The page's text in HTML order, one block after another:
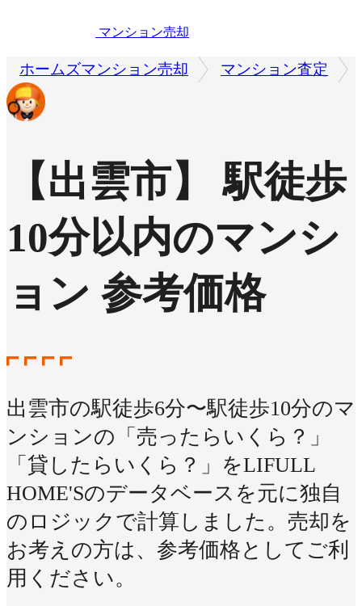
マンション売却
ホームズマンション売却 マンション査定
【出雲市】 駅徒歩
10分以内のマンシ
ョン 参考価格
出雲市の駅徒歩6分〜駅徒歩10分のマ
ンションの「売ったらいくら？」
「貸したらいくら？」をLIFULL
HOME'Sのデータベースを元に独自
のロジックで計算しました。売却を
お考えの方は、参考価格としてご利
用ください。